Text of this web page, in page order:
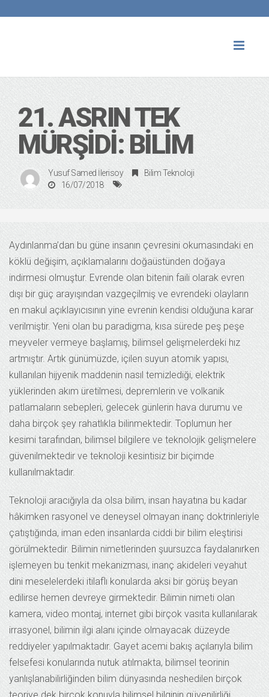
21. ASRIN TEK
MÜRŞIDI: BILIM
Yusuf Samed İlerisoy
Bilim Teknoloji
16/07/2018
Aydınlanma’dan bu güne insanın çevresini okumasındaki en
köklü değişim, açıklamalarını doğaüstünden doğaya
indirmesi olmuştur. Evrende olan bitenin faili olarak evren
dışı bir güç arayışından vazgeçilmiş ve evrendeki olayların
en makul açıklayıcısının yine evrenin kendisi olduğuna karar
verilmiştir. Yeni olan bu paradigma, kısa sürede peş peşe
meyveler vermeye başlamış, bilimsel gelişmelerdeki hız
artmıştır. Artık günümüzde, içilen suyun atomik yapısı,
kullanılan hijyenik maddenin nasıl temizlediği, elektrik
yüklerinden akım üretilmesi, depremlerin ve volkanik
patlamaların sebepleri, gelecek günlerin hava durumu ve
daha birçok şey rahatlıkla bilinmektedir. Toplumun her
kesimi tarafından, bilimsel bilgilere ve teknolojik gelişmelere
güvenilmektedir ve teknoloji kesintisiz bir biçimde
kullanılmaktadır.
Teknoloji aracığıyla da olsa bilim, insan hayatına bu kadar
hâkimken rasyonel ve deneysel olmayan inanç doktrinleriyle
çatıştığında, iman eden insanlarda ciddi bir bilim eleştirisi
görülmektedir. Bilimin nimetlerinden şuursuzca faydalanırken
işlemeyen bu tenkit mekanizması, inanç akideleri veyahut
dini meselelerdeki itilaflı konularda aksi bir görüş beyan
edilirse hemen devreye girmektedir. Bilimin nimeti olan
kamera, video montaj, internet gibi birçok vasıta kullanılarak
irrasyonel, bilimin ilgi alanı içinde olmayacak düzeyde
reddiyeler yapılmaktadır. Gayet acemi bakış açılarıyla bilim
felsefesi konularında nutuk atılmakta, bilimsel teorinin
yanlışlanabilirliğinden bilim dünyasında neshedilen birçok